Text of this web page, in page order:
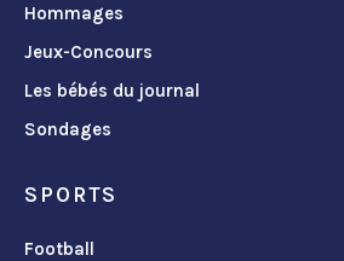
Hommages
Jeux-Concours
Les bébés du journal
Sondages
SPORTS
Football